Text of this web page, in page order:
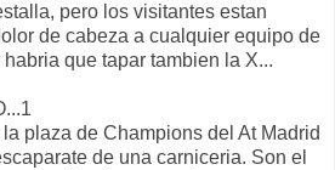
pero los visitantes estan
de cabeza a cualquier equipo de
habria que tapar tambien la X...
plaza de Champions del At Madrid
de una carniceria. Son el